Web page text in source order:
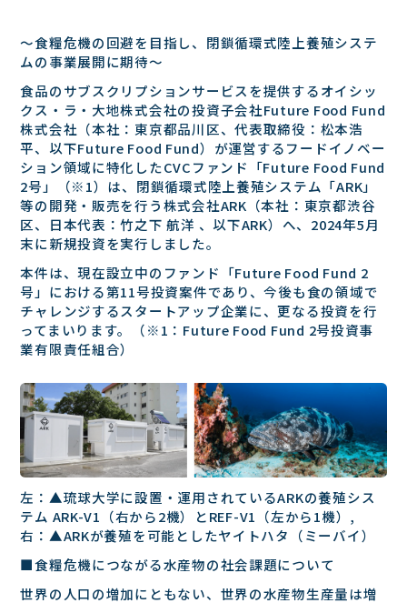
〜⾷糧危機の回避を⽬指し、閉鎖循環式陸上養殖システ
ムの事業展開に期待〜
⾷品のサブスクリプションサービスを提供するオイシッ
クス・ラ・⼤地株式会社の投資⼦会社Future Food Fund
株式会社（本社：東京都品川区、代表取締役：松本浩
平、以下Future Food Fund）が運営するフードイノベー
ション領域に特化したCVCファンド「Future Food Fund
2号」（※1）は、閉鎖循環式陸上養殖システム「ARK」
等の開発・販売を⾏う株式会社ARK（本社：東京都渋⾕
区、⽇本代表：⽵之下 航洋 、以下ARK）へ、2024年5⽉
末に新規投資を実⾏しました。
本件は、現在設⽴中のファンド「Future Food Fund 2
号」における第11号投資案件であり、今後も⾷の領域で
チャレンジするスタートアップ企業に、更なる投資を⾏
ってまいります。（※1：Future Food Fund 2号投資事
業有限責任組合）
左：▲琉球⼤学に設置・運⽤されているARKの養殖シス
テム ARK-V1（右から2機）とREF-V1（左から1機）,
右：▲ARKが養殖を可能としたヤイトハタ（ミーバイ）
■⾷糧危機につながる⽔産物の社会課題について
世界の⼈⼝の増加にともない、世界の⽔産物⽣産量は増